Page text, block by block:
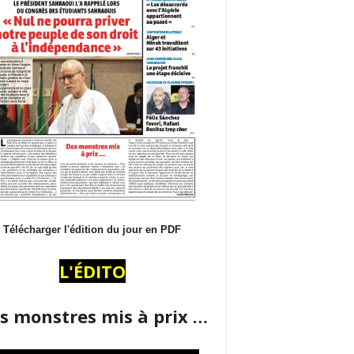
Télécharger l'édition du jour en PDF
L'ÉDITO
monstres mis à prix …